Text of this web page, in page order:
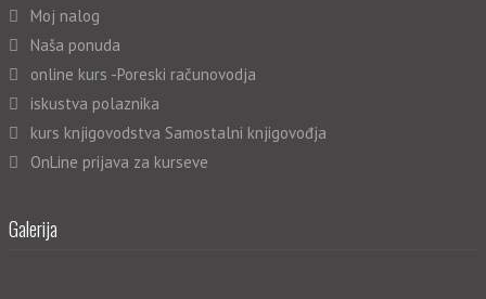
Moj nalog
Naša ponuda
online kurs -Poreski računovodja
iskustva polaznika
kurs knjigovodstva Samostalni knjigovođja
OnLine prijava za kurseve
Galerija